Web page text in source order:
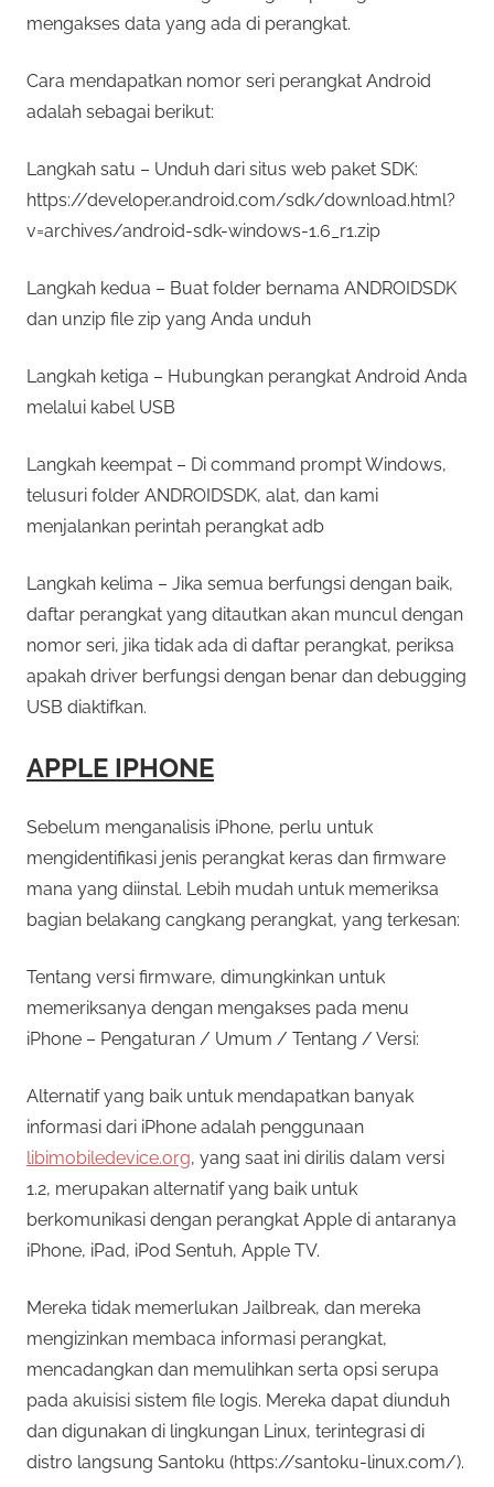
mengakses data yang ada di perangkat.
Cara mendapatkan nomor seri perangkat Android
adalah sebagai berikut:
Langkah satu – Unduh dari situs web paket SDK:
https://developer.android.com/sdk/download.html?
v=archives/android-sdk-windows-1.6_r1.zip
Langkah kedua – Buat folder bernama ANDROIDSDK
dan unzip file zip yang Anda unduh
Langkah ketiga – Hubungkan perangkat Android Anda
melalui kabel USB
Langkah keempat – Di command prompt Windows,
telusuri folder ANDROIDSDK, alat, dan kami
menjalankan perintah perangkat adb
Langkah kelima – Jika semua berfungsi dengan baik,
daftar perangkat yang ditautkan akan muncul dengan
nomor seri, jika tidak ada di daftar perangkat, periksa
apakah driver berfungsi dengan benar dan debugging
USB diaktifkan.
APPLE IPHONE
Sebelum menganalisis iPhone, perlu untuk
mengidentifikasi jenis perangkat keras dan firmware
mana yang diinstal. Lebih mudah untuk memeriksa
bagian belakang cangkang perangkat, yang terkesan:
Tentang versi firmware, dimungkinkan untuk
memeriksanya dengan mengakses pada menu
iPhone – Pengaturan / Umum / Tentang / Versi:
Alternatif yang baik untuk mendapatkan banyak
informasi dari iPhone adalah penggunaan
libimobiledevice.org, yang saat ini dirilis dalam versi
1.2, merupakan alternatif yang baik untuk
berkomunikasi dengan perangkat Apple di antaranya
iPhone, iPad, iPod Sentuh, Apple TV.
Mereka tidak memerlukan Jailbreak, dan mereka
mengizinkan membaca informasi perangkat,
mencadangkan dan memulihkan serta opsi serupa
pada akuisisi sistem file logis. Mereka dapat diunduh
dan digunakan di lingkungan Linux, terintegrasi di
distro langsung Santoku (https://santoku-linux.com/).